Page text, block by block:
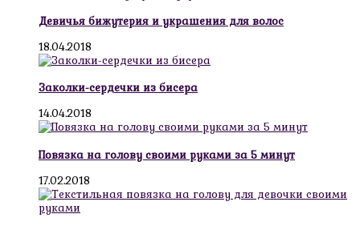
Девичья бижутерия и украшения для волос
18.04.2018
Заколки-сердечки из бисера
14.04.2018
Повязка на голову своими руками за 5 минут
17.02.2018